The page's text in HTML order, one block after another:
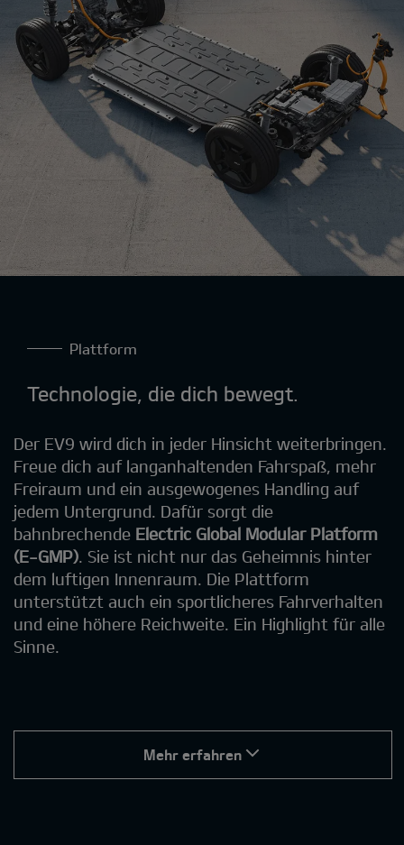
Plattform
Technologie, die dich bewegt.
Der EV9 wird dich in jeder Hinsicht weiterbringen.
Freue dich auf langanhaltenden Fahrspaß, mehr
Freiraum und ein ausgewogenes Handling auf
jedem Untergrund. Dafür sorgt die
bahnbrechende Electric Global Modular Platform
(E-GMP). Sie ist nicht nur das Geheimnis hinter
dem luftigen Innenraum. Die Plattform
unterstützt auch ein sportlicheres Fahrverhalten
und eine höhere Reichweite. Ein Highlight für alle
Sinne.
Mehr erfahren